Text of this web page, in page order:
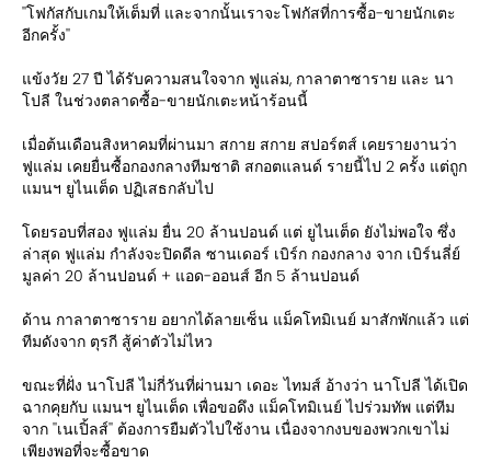
''โฟกัสกับเกมให้เต็มที่ และจากนั้นเราจะโฟกัสที่การซื้อ-ขายนักเตะ
อีกครั้ง''
แข้งวัย 27 ปี ได้รับความสนใจจาก ฟูแล่ม, กาลาตาซาราย และ นา
โปลี ในช่วงตลาดซื้อ-ขายนักเตะหน้าร้อนนี้
เมื่อต้นเดือนสิงหาคมที่ผ่านมา สกาย สกาย สปอร์ตส์ เคยรายงานว่า
ฟูแล่ม เคยยื่นซื้อกองกลางทีมชาติ สกอตแลนด์ รายนี้ไป 2 ครั้ง แต่ถูก
แมนฯ ยูไนเต็ด ปฏิเสธกลับไป
โดยรอบที่สอง ฟูแล่ม ยื่น 20 ล้านปอนด์ แต่ ยูไนเต็ด ยังไม่พอใจ ซึ่ง
ล่าสุด ฟูแล่ม กำลังจะปิดดีล ซานเดอร์ เบิร์ก กองกลาง จาก เบิร์นลี่ย์
มูลค่า 20 ล้านปอนด์ + แอด-ออนส์ อีก 5 ล้านปอนด์
ด้าน กาลาตาซาราย อยากได้ลายเซ็น แม็คโทมิเนย์ มาสักพักแล้ว แต่
ทีมดังจาก ตุรกี สู้ค่าตัวไม่ไหว
ขณะที่ฝั่ง นาโปลี ไม่กี่วันที่ผ่านมา เดอะ ไทมส์ อ้างว่า นาโปลี ได้เปิด
ฉากคุยกับ แมนฯ ยูไนเต็ด เพื่อขอดึง แม็คโทมิเนย์ ไปร่วมทัพ แต่ทีม
จาก ''เนเปิ้ลส์'' ต้องการยืมตัวไปใช้งาน เนื่องจากงบของพวกเขาไม่
เพียงพอที่จะซื้อขาด